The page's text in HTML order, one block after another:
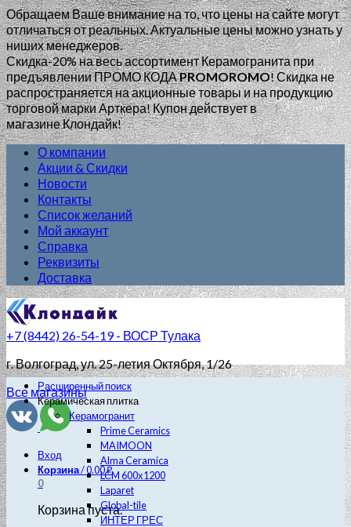
Обращаем Ваше внимание на то, что цены на сайте могут
отличаться от реальных. Актуальные цены можно узнать у
ниших менеджеров.
Скидка-20% на весь ассортимент Керамогранита при
предъявлении ПРОМО КОДАPROMOROMO!Скидка не
распространяется на акционные товары и на продукцию
торговой марки Арткера! Купон действует в
магазине Клондайк!
О компании
Акции & Скидки
Новости
Контакты
Список желаний
Мой аккаунт
Справка
Реквизиты
Доставка
+7 (8442) 26-54-19 - ВОСР Тулака
г. Волгоград, ул. 25-летия Октября, 1/26
Все магазины
Вход
Корзина/0.00₽
0
Корзина пуста.
Расширенный поиск
Керамическая плитка
Керамогранит
Prime Ceramics
MAIMOON
Alma Ceramica
LCM 600х1200
Laparet
Global-tile
ИНТЕР ГРЕС